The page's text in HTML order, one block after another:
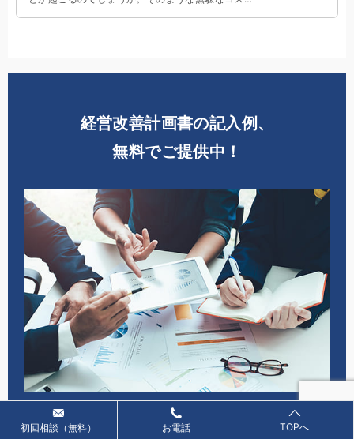
経営改善計画書の記入例、
無料でご提供中！
経営改善計画書の記入例
初回相談（無料） お電話 TOPへ